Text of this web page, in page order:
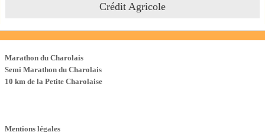
Crédit Agricole
Marathon du Charolais
Semi Marathon du Charolais
10 km de la Petite Charolaise
Mentions légales